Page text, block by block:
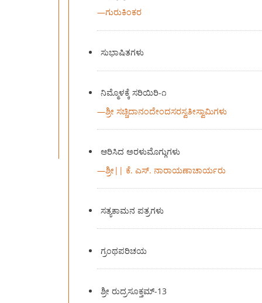
—ಗುರುಕಿಂಕರ
ಸುಭಾಷಿತಗಳು
ನಿಮ್ಮೊಳಕ್ಕೆ ಸರಿಯಿರಿ-೧
—ಶ್ರೀ ಸಚ್ಚಿದಾನಂದೇಂದಸರಸ್ವತೀಸ್ವಾಮಿಗಳು
ಆರಿಸಿದ ಅರಳುಮೊಗ್ಗುಗಳು
—ಶ್ರೀ|| ಕೆ. ಎಸ್. ನಾರಾಯಣಾಚಾರ್ಯರು
ಸತ್ಯಕಾಮನ ಪತ್ರಗಳು
ಗ್ರಂಥಪರಿಚಯ
ಶ್ರೀ ರುದ್ರಸೂಕ್ತಮ್-13